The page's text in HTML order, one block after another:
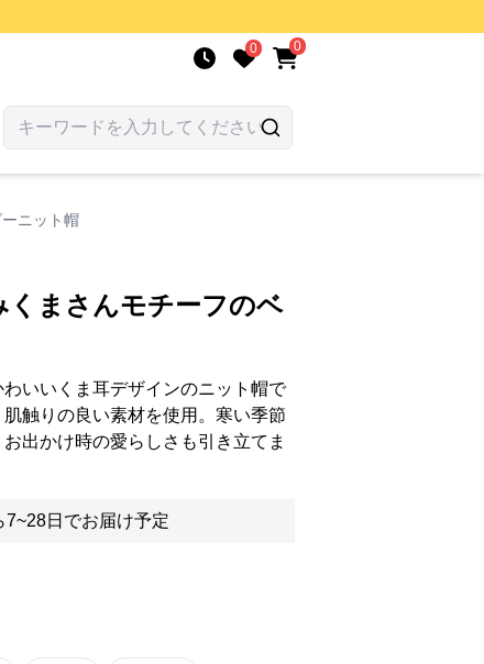
0 0
ニット帽
くまさんモチーフのベ
いいくま耳デザインのニット帽で
触りの良い素材を使用。寒い季節
出かけ時の愛らしさも引き立てま
7~28日でお届け予定